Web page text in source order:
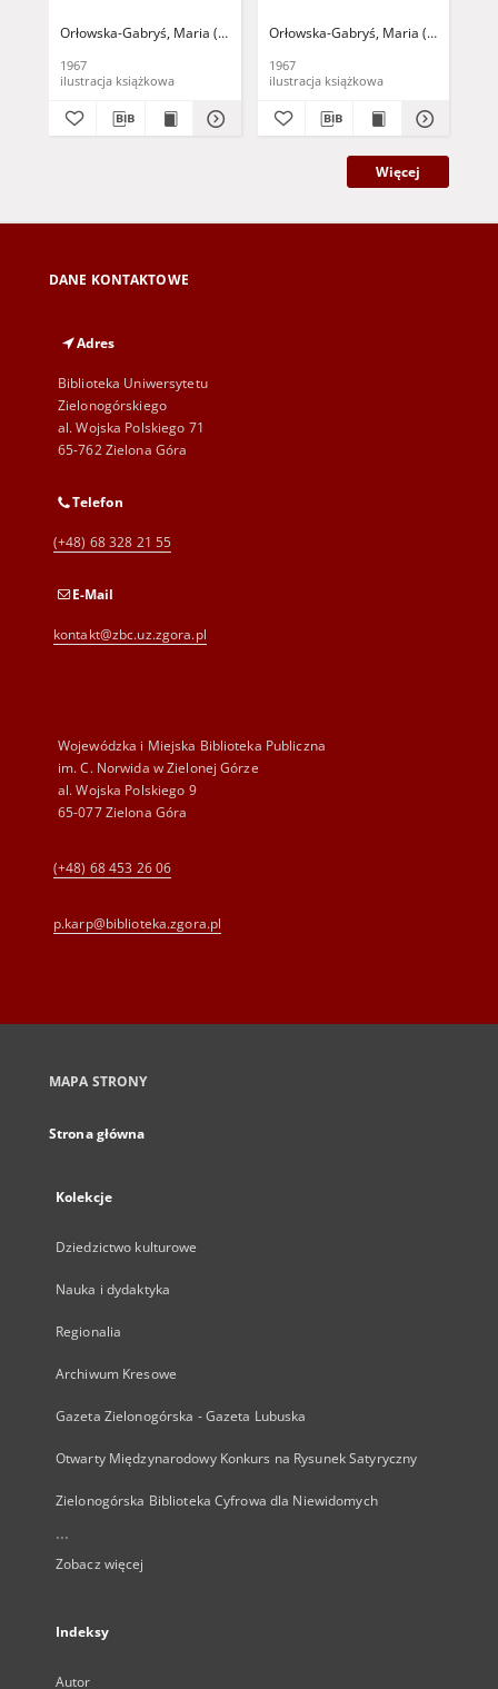
Orłowska-Gabryś, Maria (1925-1988) Pludra, Benno
1967
ilustracja książkowa
Orłowska-Gabryś, Maria (1925-1988)
1967
ilustracja książkowa
Więcej
DANE KONTAKTOWE
Adres
Biblioteka Uniwersytetu
Zielonogórskiego
al. Wojska Polskiego 71
65-762 Zielona Góra
Telefon
(+48) 68 328 21 55
E-Mail
kontakt@zbc.uz.zgora.pl
Wojewódzka i Miejska Biblioteka Publiczna
im. C. Norwida w Zielonej Górze
al. Wojska Polskiego 9
65-077 Zielona Góra
(+48) 68 453 26 06
p.karp@biblioteka.zgora.pl
MAPA STRONY
Strona główna
Kolekcje
Dziedzictwo kulturowe
Nauka i dydaktyka
Regionalia
Archiwum Kresowe
Gazeta Zielonogórska - Gazeta Lubuska
Otwarty Międzynarodowy Konkurs na Rysunek Satyryczny
Zielonogórska Biblioteka Cyfrowa dla Niewidomych
...
Zobacz więcej
Indeksy
Autor